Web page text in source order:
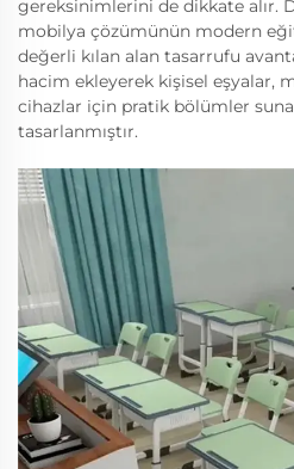
gereksinimlerini de dikkate alır.
mobilya çözümünün modern
değerli kılan alan tasarrufu
hacim ekleyerek kişisel eşyalar,
cihazlar için pratik bölümler
tasarlanmıştır.